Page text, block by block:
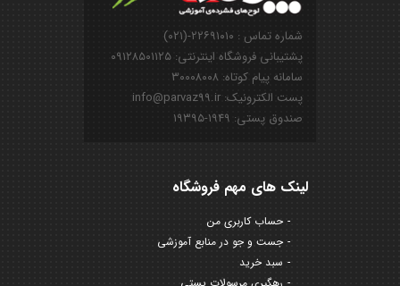
شماره تماس : ۲۲۶۹۱۰۱۰-(۰۲۱)
پشتیبانی فروشگاه اینترنتی: ۰۹۱۲۸۵۰۱۱۲۵
سامانه پیام کوتاه: ۳۰۰۰۸۰۰۸
پست الکترونیک: info@parvaz99.ir
صندوق پستی: ۱۹۴۹-۱۹۳۹۵
لینک های مهم فروشگاه
حساب کاربری من
جست و جو در منابع آموزشی
سبد خرید
رهگیری مرسولات پستی